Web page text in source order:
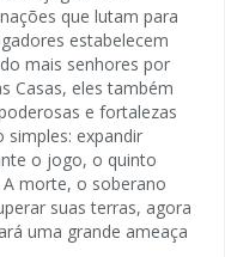
que lutam para
estabelecem
mais senhores por
Casas, eles também
e fortalezas
simples: expandir
o jogo, o quinto
morte, o soberano
suas terras, agora
uma grande ameaça